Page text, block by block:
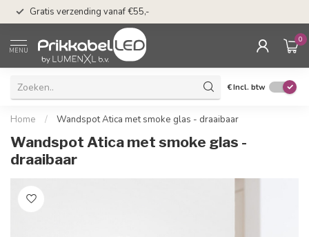
Gratis verzending vanaf €55,-
MENU
0
€Incl. btw
Home / Wandspot Atica met smoke glas - draaibaar
Wandspot Atica met smoke glas -
draaibaar